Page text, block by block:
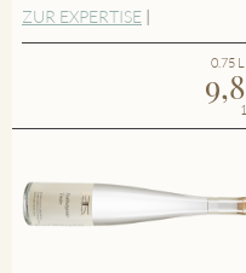
ZUR EXPERTISE |
0.75